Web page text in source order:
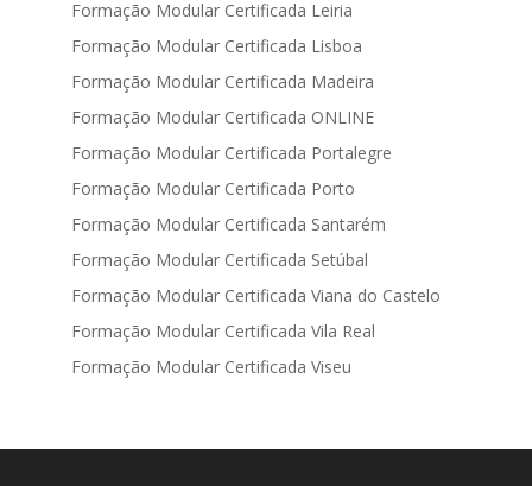
Formação Modular Certificada Leiria
Formação Modular Certificada Lisboa
Formação Modular Certificada Madeira
Formação Modular Certificada ONLINE
Formação Modular Certificada Portalegre
Formação Modular Certificada Porto
Formação Modular Certificada Santarém
Formação Modular Certificada Setúbal
Formação Modular Certificada Viana do Castelo
Formação Modular Certificada Vila Real
Formação Modular Certificada Viseu